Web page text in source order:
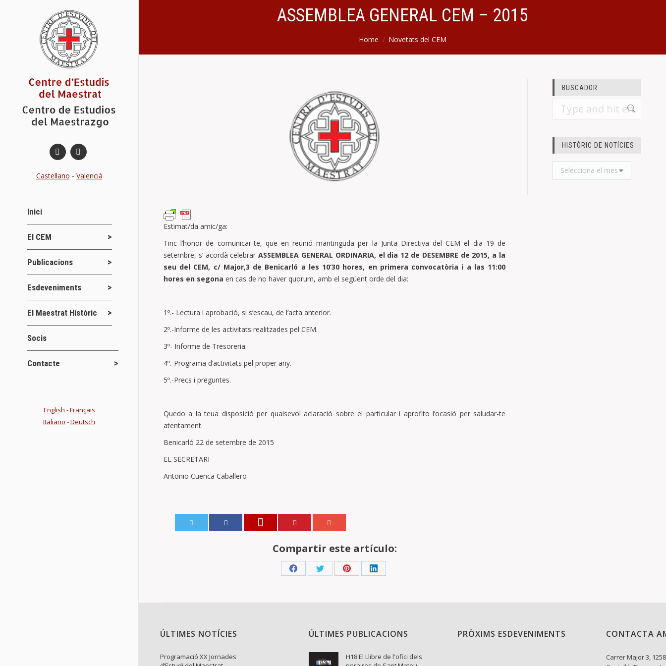
Castellano - Valencià
Inici
El CEM
Publicacions
Esdeveniments
El Maestrat Històric
Socis
Contacte
English -Français
Italiano -Deutsch
ASSEMBLEA GENERAL CEM – 2015
Home Novetats del CEM
Estimat/da amic/ga:
Tinc l’honor de comunicar-te, que en reunió mantinguda per la Junta Directiva del CEM el dia 19 de
setembre, s’ acordà celebrarASSEMBLEA GENERAL ORDINARIA, el dia 12 de DESEMBRE de 2015, a la
seu del CEM, c/ Major,3 de Benicarló a les 10’30 hores, en primera convocatòria i a las 11:00
hores en segona en cas de no haver quorum, amb el següent orde del dia:
1º.- Lectura i aprobació, si s’escau, de l’acta anterior.
2º.-Informe de les activitats realitzades pel CEM.
3º- Informe de Tresoreria.
4º.-Programa d’activitats pel proper any.
5º.-Precs i preguntes.
Quedo a la teua disposició per qualsevol aclaració sobre el particular i aprofito l’ocasió per saludar-te
atentament.
Benicarló 22 de setembre de 2015
EL SECRETARI
Antonio Cuenca Caballero
Compartir este artículo:
Share
Facebook
Share
Twitter
Share
Pinterest
Share
LinkedIn
BUSCADOR
Search:
HISTÒRIC DE NOTÍCIES
Històric
ÚLTIMES NOTÍCIES
Programació XX Jornades
ÚLTIMES PUBLICACIONS
H18 El Llibre de l'ofici dels
PRÒXIMS ESDEVENIMENTS CONTACTA
Carrer Major 3,